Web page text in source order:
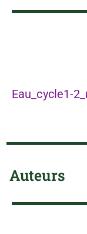
Eau_cycle1-
Auteurs